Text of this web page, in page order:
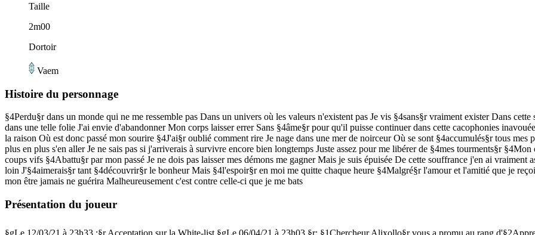
Taille
2m00
Dortoir
Vaem
Histoire du personnage
§4Perdu§r dans un monde qui ne me ressemble pas Dans un univers où les valeurs n'existent pas Je vis §4sans§r vraiment exister Dans
dans une telle folie J'ai envie d'abandonner Mon corps laisser errer Sans §4âme§r pour qu'il puisse continuer dans cette cacophonies
la raison Où est donc passé mon sourire §4J'ai§r oublié comment rire Je nage dans une mer de noirceur Où se sont §4accumulés§r tous mes
plus en plus s'en aller Je ne sais pas si j'arriverais à survivre encore bien longtemps Juste assez pour me libérer de §4mes tourments§r
coups vifs §4Abattu§r par mon passé Je ne dois pas laisser mes démons me gagner Mais je suis épuisée De cette souffrance j'en ai
loin J'§4aimerais§r tant §4découvrir§r le bonheur Mais §4l'espoir§r en moi me quitte chaque heure §4Malgré§r l'amour et l'amitié que je
mon être jamais ne guérira Malheureusement c'est contre celle-ci que je me bats
Présentation du joueur
§gLe 12/03/21 à 23h33 :§r Acceptation sur la White-list §gLe 06/04/21 à 23h03 §r: §1Chercheur Alixollo§r vous a promu au rang